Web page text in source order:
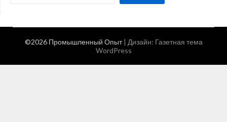
©2026 Промышленный Опыт| Дизайн: Газетная тема
WordPress